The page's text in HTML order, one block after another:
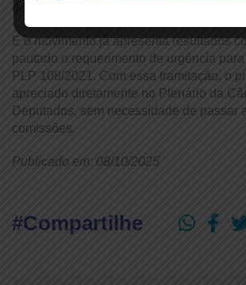
do país.
E o movimento já apresenta resultados
pautado o requerimento de urgência
PLP 108/2021. Com essa tramitação, o
apreciado diretamente no Plenário da
Deputados, sem necessidade de passar
comissões.
Publicado em: 08/10/2025
#Compartilhe